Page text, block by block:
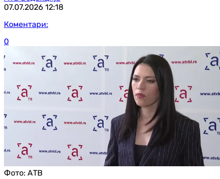
07.07.2026 12:18
Коментари:
0
Фото: АТВ